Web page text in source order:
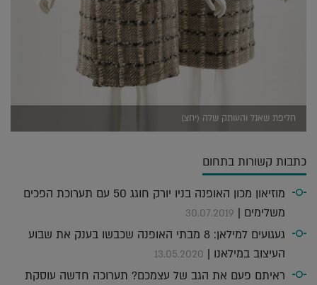
חליפת שאנל והעותק שלה (יחצ)
כתבות קשורות בתחום
מוזיאון מכון האופנה בניו יורק חוגג 50 עם תערוכת הפכים
משלימים | 30.07.2019
געגועים למילאן: 8 מבתי האופנה שכבשו בענק את שבוע
העיצוב במילאנו | 13.05.2020
ראיתם פעם את הגב של עצמכם? תערוכה חדשה עוסקת